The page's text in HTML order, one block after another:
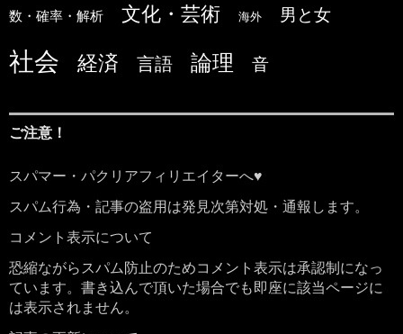
数・確率・解析 文化・芸術 海外 男と女
社会 経済 言語 論理 音
ご注意！
スパマー・パクリアフィリエイターへ♥
スパム行為・記事の盗用は発見次第対処・通報します。
コメント表示について
恐縮ながらスパム防止のためコメント表示は承認制になっ
ています。書き込んで頂いた場合でも即座に該当ページに
は表示されません。